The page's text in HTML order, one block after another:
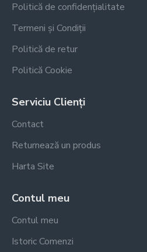
Politică de confidențialitate
Termeni și Condiții
Politică de retur
Politică Cookie
Serviciu Clienți
Contact
Returnează un produs
Harta Site
Contul meu
Contul meu
Istoric Comenzi